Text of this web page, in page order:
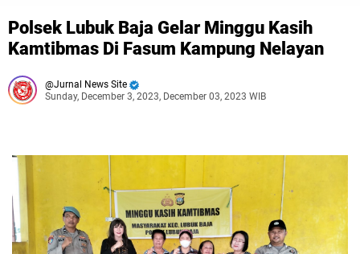
Polsek Lubuk Baja Gelar Minggu Kasih
Kamtibmas Di Fasum Kampung Nelayan
Jurnal News Site
Sunday, December 3, 2023, December 03, 2023 WIB